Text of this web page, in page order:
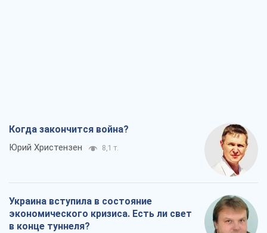
Когда закончится война?
Юрий Христензен 8,1 т.
Украина вступила в состояние
экономического кризиса. Есть ли свет
в конце туннеля?